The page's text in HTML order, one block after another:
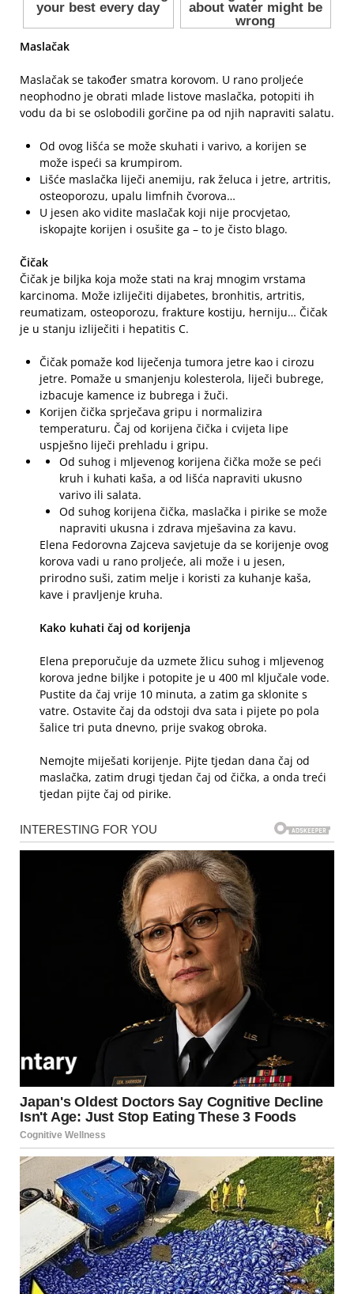
Maslačak
Maslačak se također smatra korovom. U rano proljeće
neophodno je obrati mlade listove maslačka, potopiti ih
vodu da bi se oslobodili gorčine pa od njih napraviti salatu.
Od ovog lišća se može skuhati i varivo, a korijen se
može ispeći sa krumpirom.
Lišće maslačka liječi anemiju, rak želuca i jetre, artritis,
osteoporozu, upalu limfnih čvorova…
U jesen ako vidite maslačak koji nije procvjetao,
iskopajte korijen i osušite ga – to je čisto blago.
Čičak
Čičak je biljka koja može stati na kraj mnogim vrstama
karcinoma. Može izliječiti dijabetes, bronhitis, artritis,
reumatizam, osteoporozu, frakture kostiju, herniju… Čičak
je u stanju izliječiti i hepatitis C.
Čičak pomaže kod liječenja tumora jetre kao i cirozu
jetre. Pomaže u smanjenju kolesterola, liječi bubrege,
izbacuje kamence iz bubrega i žuči.
Korijen čička sprječava gripu i normalizira
temperaturu. Čaj od korijena čička i cvijeta lipe
uspješno liječi prehladu i gripu.
Od suhog i mljevenog korijena čička može se peći
kruh i kuhati kaša, a od lišća napraviti ukusno
varivo ili salata.
Od suhog korijena čička, maslačka i pirike se može
napraviti ukusna i zdrava mješavina za kavu.
Elena Fedorovna Zajceva savjetuje da se korijenje ovog
korova vadi u rano proljeće, ali može i u jesen,
prirodno suši, zatim melje i koristi za kuhanje kaša,
kave i pravljenje kruha.
Kako kuhati čaj od korijenja
Elena preporučuje da uzmete žlicu suhog i mljevenog
korova jedne biljke i potopite je u 400 ml ključale vode.
Pustite da čaj vrije 10 minuta, a zatim ga sklonite s
vatre. Ostavite čaj da odstoji dva sata i pijete po pola
šalice tri puta dnevno, prije svakog obroka.
Nemojte miješati korijenje. Pijte tjedan dana čaj od
maslačka, zatim drugi tjedan čaj od čička, a onda treći
tjedan pijte čaj od pirike.